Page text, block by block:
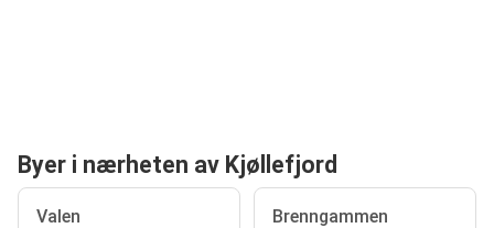
Byer i nærheten av Kjøllefjord
Valen Brenngammen